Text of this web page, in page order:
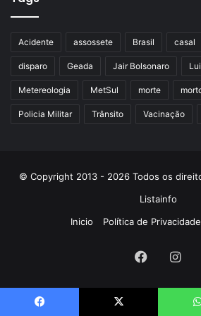
Acidente assossete Brasil casal
disparo Geada Jair Bolsonaro
Metereologia MetSul morte
Policia Militar Trânsito Vacinação
© Copyright 2013 - 2026 Todos os
Listainfo
Inicio
Política de Privacidade
Facebook